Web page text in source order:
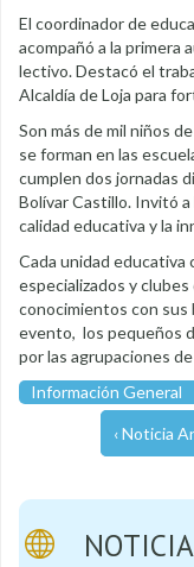
El coordinador de
acompañó a la primera
lectivo. Destacó el
Alcaldía de Loja para
Son más de mil niños
se forman en las
cumplen dos jornadas
Bolívar Castillo. Invitó
calidad educativa y la
Cada unidad educativa
especializados y
conocimientos con sus
evento, los pequeños
por las agrupaciones
Información General
‹ Noticia